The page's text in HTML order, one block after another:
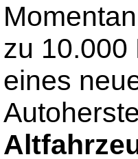
zu 10.000
eines